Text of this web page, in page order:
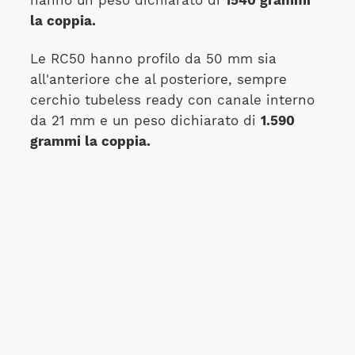
la coppia.
Le RC50 hanno profilo da 50 mm sia
all'anteriore che al posteriore, sempre
cerchio tubeless ready con canale interno
da 21 mm e un peso dichiarato di 1.590
grammi la coppia.